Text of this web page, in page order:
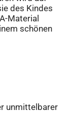
des Kindes
Material
schönen
unmittelbarer